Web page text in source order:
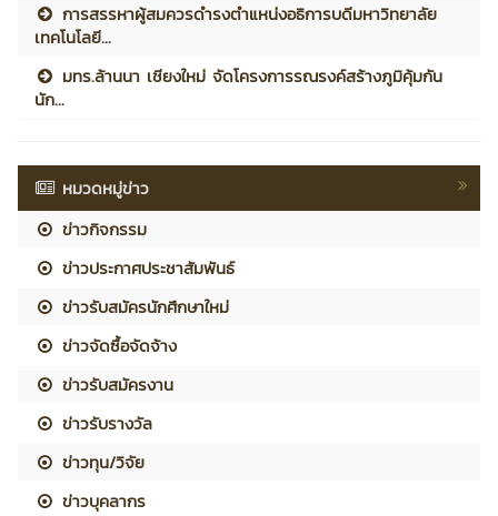
การสรรหาผู้สมควรดำรงตำแหน่งอธิการบดีมหาวิทยาลัย
เทคโนโลยี...
มทร.ล้านนา เชียงใหม่ จัดโครงการรณรงค์สร้างภูมิคุ้มกัน
นัก...
หมวดหมู่ข่าว
ข่าวกิจกรรม
ข่าวประกาศประชาสัมพันธ์
ข่าวรับสมัครนักศึกษาใหม่
ข่าวจัดซื้อจัดจ้าง
ข่าวรับสมัครงาน
ข่าวรับรางวัล
ข่าวทุน/วิจัย
ข่าวบุคลากร